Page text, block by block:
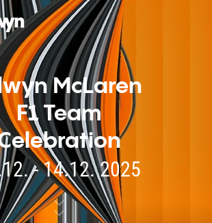
McLaren
F1 Team
- 14.12. 2025